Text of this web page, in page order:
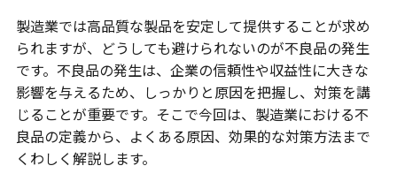
製造業では高品質な製品を安定して提供することが求め
られますが、どうしても避けられないのが不良品の発生
です。不良品の発生は、企業の信頼性や収益性に大きな
影響を与えるため、しっかりと原因を把握し、対策を講
じることが重要です。そこで今回は、製造業における不
良品の定義から、よくある原因、効果的な対策方法まで
くわしく解説します。